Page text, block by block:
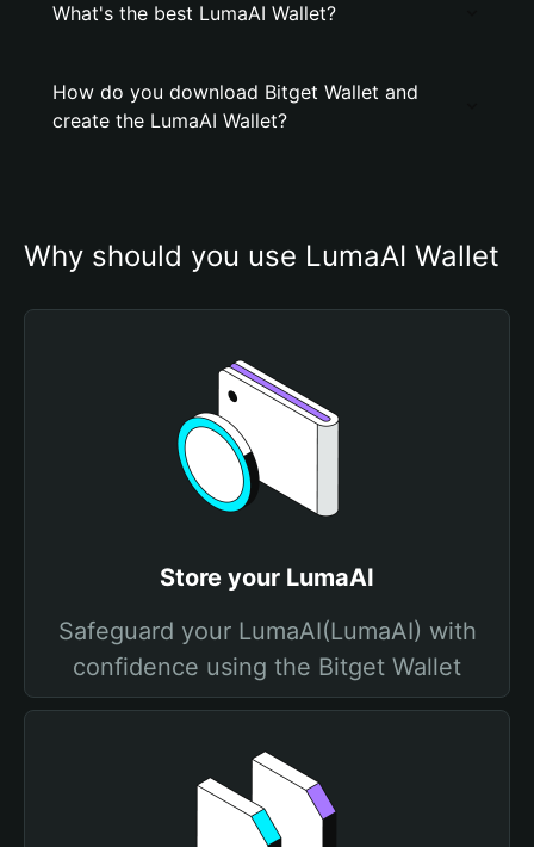
What's the best LumaAI Wallet?
How do you download Bitget Wallet and
create the LumaAI Wallet?
Why should you use LumaAI Wallet
Store your LumaAI
Safeguard your LumaAI(LumaAI) with
confidence using the Bitget Wallet